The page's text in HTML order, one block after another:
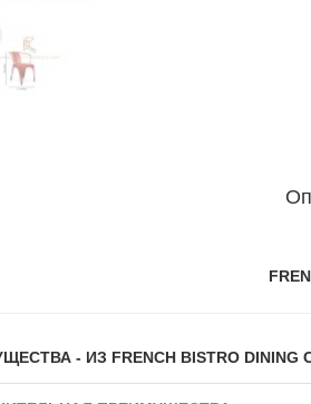
- ИЗ FRENCH BISTRO DINING